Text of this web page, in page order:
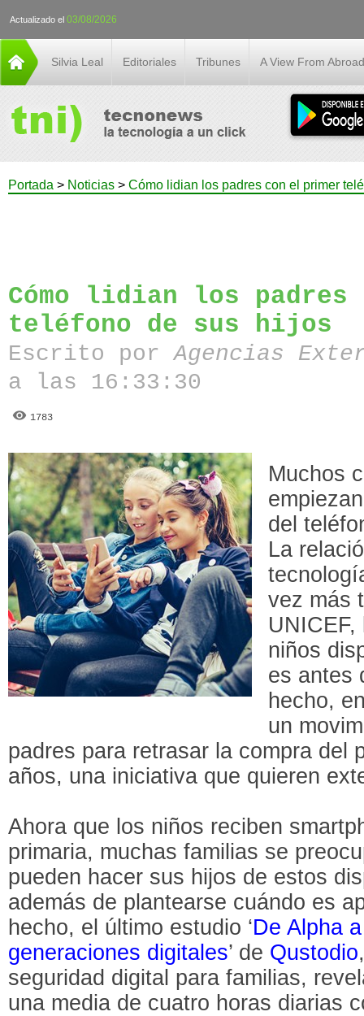
Actualizado el 03/08/2026
Silvia Leal Editoriales Tribunes A View From Abroad
Portada > Noticias > Cómo lidian los padres con el primer
Cómo lidian los
teléfono de sus hijos
Escrito porAgencias
a las 16:33:30
1783
Muchos
del
La
vez más
niños
es antes
hecho,
un
padres para retrasar la compra del
años, una iniciativa que quieren
Ahora que los niños reciben
primaria, muchas familias se
pueden hacer sus hijos de estos
además de plantearse cuándo es
hecho, el último estudio ‘De Alpha
generaciones digitales’ de Qustodio
seguridad digital para familias,
una media de cuatro horas diarias